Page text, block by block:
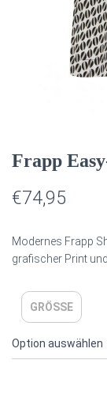
Frapp
€74,95
Modernes Frapp
grafischer Print
GRÖSSE